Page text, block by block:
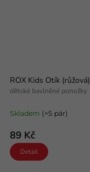
ROX Kids Otík (růžová)
dětské bavlněné ponožky
Skladem (>5 pár)
89 Kč
Detail